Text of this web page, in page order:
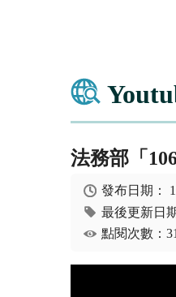
法務部「
發布日期：
最後更新日
點閱次數：